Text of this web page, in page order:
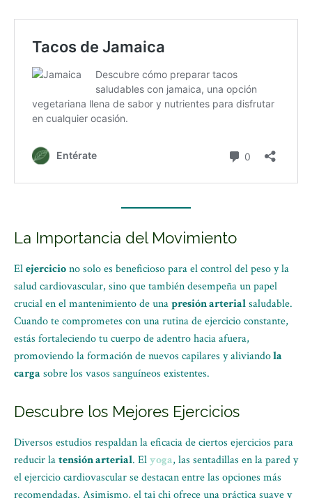
La Importancia del Movimiento
Elejerciciono solo es beneficioso para el control del peso y la
salud cardiovascular, sino que también desempeña un papel
crucial en el mantenimiento de unapresión arterialsaludable.
Cuando te comprometes con una rutina de ejercicio constante,
estás fortaleciendo tu cuerpo de adentro hacia afuera,
promoviendo la formación de nuevos capilares y aliviandola
carga sobre los vasos sanguíneos existentes.
Descubre los Mejores Ejercicios
Diversos estudios respaldan la eficacia de ciertos ejercicios para
reducir latensión arterial. Elyoga, las sentadillas en la pared y
el ejercicio cardiovascular se destacan entre las opciones más
recomendadas. Asimismo, el tai chi ofrece una práctica suave y